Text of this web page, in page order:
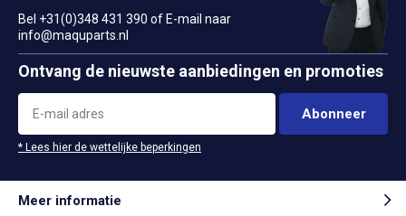
Bel +31(0)348 431 390 of E-mail naar
info@maquparts.nl
Ontvang de nieuwste aanbiedingen en promoties
Abonneer
* Lees hier de wettelijke beperkingen
Meer informatie